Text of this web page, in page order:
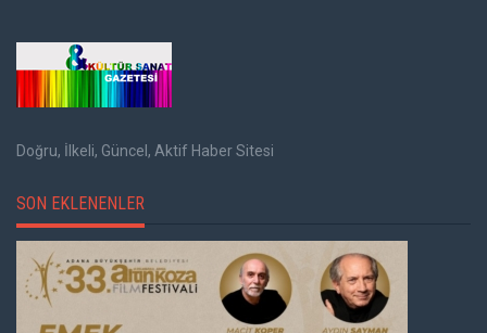
Doğru, İlkeli, Güncel, Aktif Haber Sitesi
SON EKLENENLER